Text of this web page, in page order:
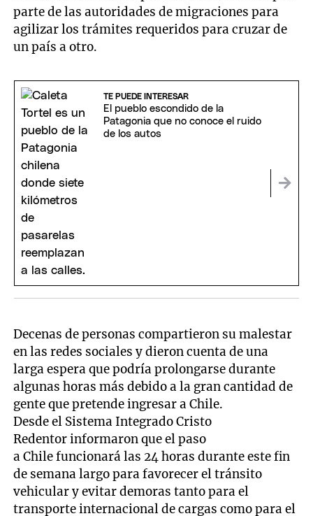
parte de las autoridades de migraciones para
agilizar los trámites requeridos para cruzar de
un país a otro.
TE PUEDE INTERESAR
El pueblo escondido de la
Patagonia que no conoce el ruido
de los autos
Decenas de personas compartieron su malestar
en las redes sociales y dieron cuenta de una
larga espera que podría prolongarse durante
algunas horas más debido a la gran cantidad de
gente que pretende ingresar a Chile.
Desde el Sistema Integrado Cristo
Redentor informaron que el paso
a Chile funcionará las 24 horas durante este fin
de semana largo para favorecer el tránsito
vehicular y evitar demoras tanto para el
transporte internacional de cargas como para el